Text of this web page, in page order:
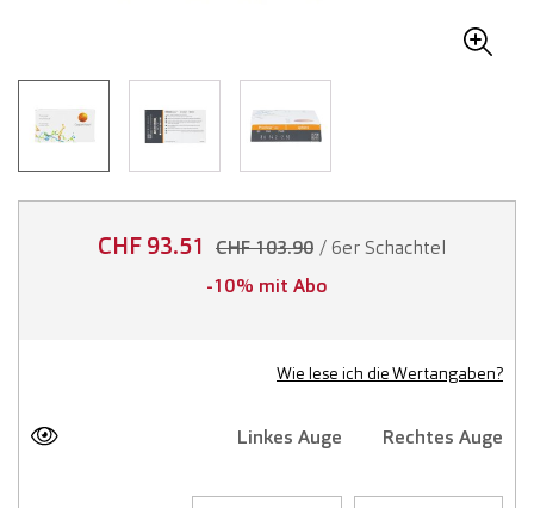
CHF 93.51 CHF 103.90 / 6er Schachtel
-10% mit Abo
Wie lese ich die Wertangaben?
Linkes Auge Rechtes Auge